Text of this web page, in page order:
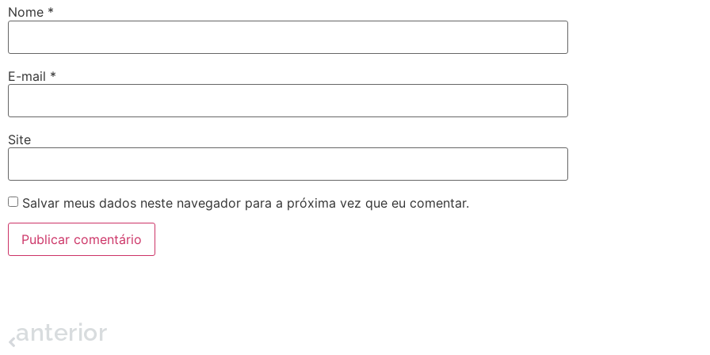
Nome *
E-mail *
Site
Salvar meus dados neste navegador para a próxima vez que eu comentar.
anterior